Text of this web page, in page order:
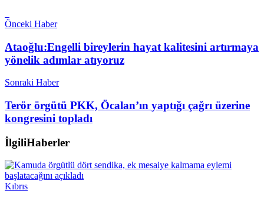
Önceki Haber
Ataoğlu:Engelli bireylerin hayat kalitesini artırmaya
yönelik adımlar atıyoruz
Sonraki Haber
Terör örgütü PKK, Öcalan’ın yaptığı çağrı üzerine
kongresini topladı
İlgiliHaberler
Kıbrıs